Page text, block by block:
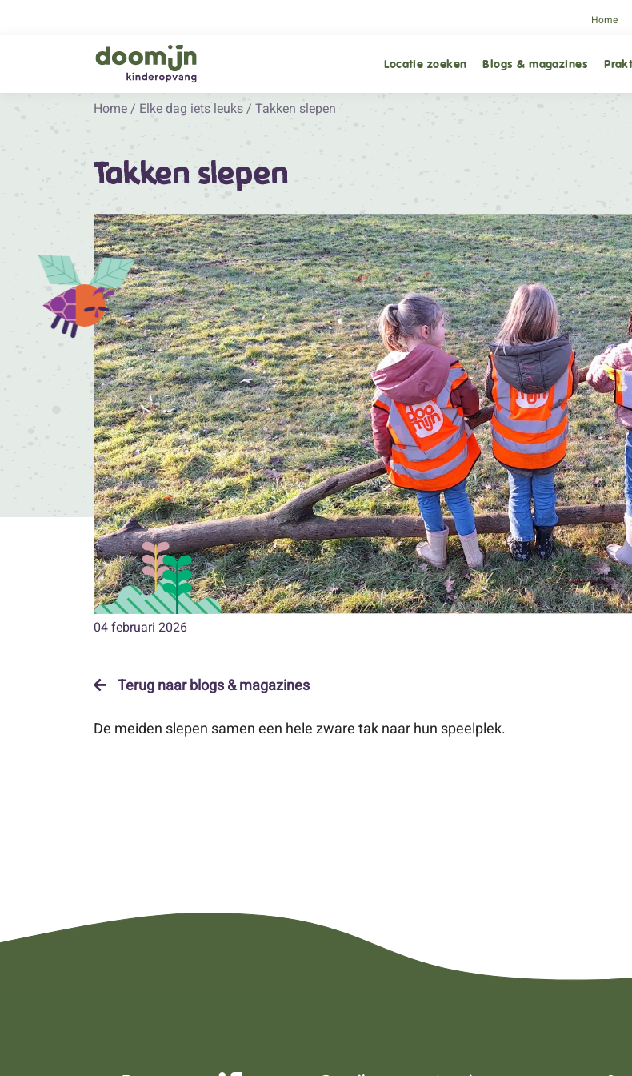
Home
Locatie zoeken Blogs & magazines
Home / Elke dag iets leuks / Takken slepen
Takken slepen
04 februari 2026
Terug naar blogs & magazines
De meiden slepen samen een hele zware tak naar hun speelplek.